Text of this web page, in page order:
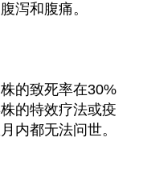
泻和腹痛。
的致死率在30%
的特效疗法或疫
内都无法问世。